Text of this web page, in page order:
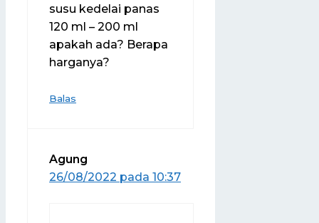
susu kedelai panas
120 ml – 200 ml
apakah ada? Berapa
harganya?
Balas
Agung
26/08/2022 pada 10:37